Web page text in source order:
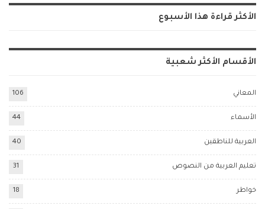
الأكثر قراءة هذا الأسبوع
الأقسام الأكثر شعبية
المعاني 106
الأسماء 44
العربية للناطقين 40
تعليم العربية من النصوص 31
خواطر 18